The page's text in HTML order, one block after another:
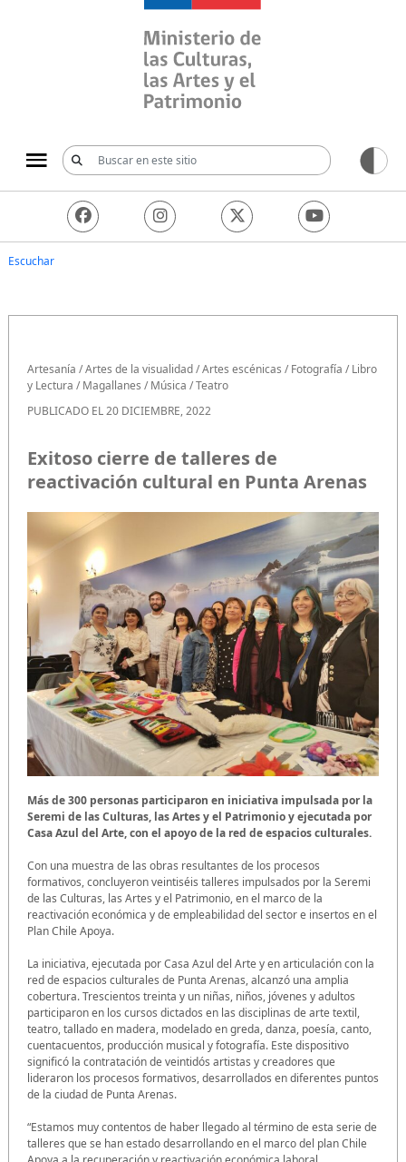
Ministerio de las
Escuchar
Artesanía /Artes de la visualidad/Artes escénicas /Fotografía /Libro
y Lectura /Magallanes /Música /Teatro
PUBLICADO EL 20 DICIEMBRE, 2022
Exitoso cierre de talleres de
reactivación cultural en Punta Arenas
Más de 300 personas participaron en iniciativa impulsada por la
Seremi de las Culturas, las Artes y el Patrimonio y ejecutada por
Casa Azul del Arte, con el apoyo de la red de espacios culturales.
Con una muestra de las obras resultantes de los procesos
formativos, concluyeron veintiséis talleres impulsados por la Seremi
de las Culturas, las Artes y el Patrimonio, en el marco de la
reactivación económica y de empleabilidad del sector e insertos en el
Plan Chile Apoya.
La iniciativa, ejecutada por Casa Azul del Arte y en articulación con la
red de espacios culturales de Punta Arenas, alcanzó una amplia
cobertura. Trescientos treinta y un niñas, niños, jóvenes y adultos
participaron en los cursos dictados en las disciplinas de arte textil,
teatro, tallado en madera, modelado en greda, danza, poesía, canto,
cuentacuentos, producción musical y fotografía. Este dispositivo
significó la contratación de veintidós artistas y creadores que
lideraron los procesos formativos, desarrollados en diferentes puntos
de la ciudad de Punta Arenas.
“Estamos muy contentos de haber llegado al término de esta serie de
talleres que se han estado desarrollando en el marco del plan Chile